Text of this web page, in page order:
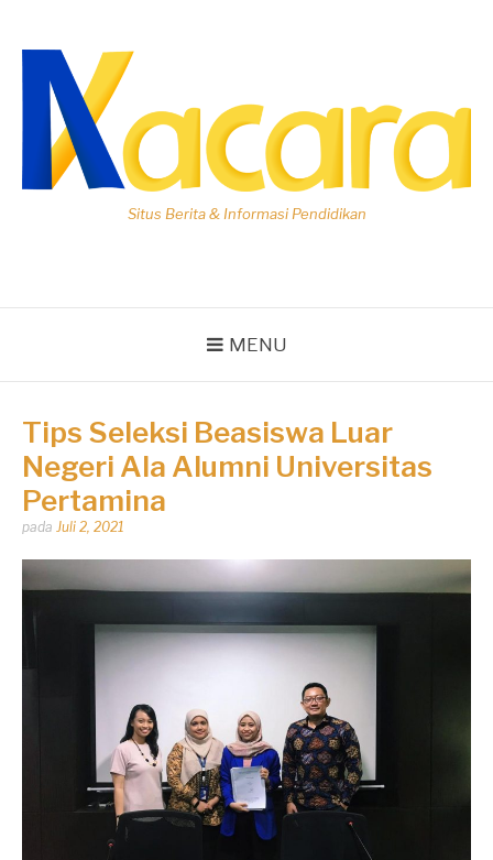
konten
Situs Berita & Informasi Pendidikan
MENU
Tips Seleksi Beasiswa Luar
Negeri Ala Alumni Universitas
Pertamina
Dipos
Dhirga
Erlangga
pada Juli 2, 2021